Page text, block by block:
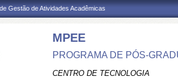
Gestão de Atividades Acadêmicas
MPEE
PROGRAMA DE PÓS-
CENTRO DE TECNOLOGIA